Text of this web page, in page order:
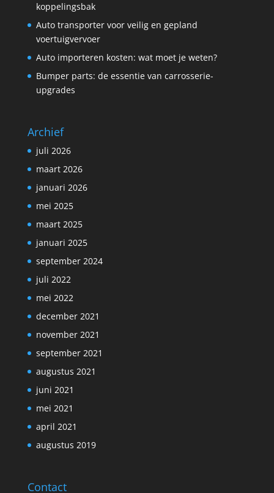
koppelings­bak
Auto transporter voor veilig en gepland
voertuigvervoer
Auto importeren kosten: wat moet je weten?
Bumper parts: de essentie van carrosserie-
upgrades
Archief
juli 2026
maart 2026
januari 2026
mei 2025
maart 2025
januari 2025
september 2024
juli 2022
mei 2022
december 2021
november 2021
september 2021
augustus 2021
juni 2021
mei 2021
april 2021
augustus 2019
Contact